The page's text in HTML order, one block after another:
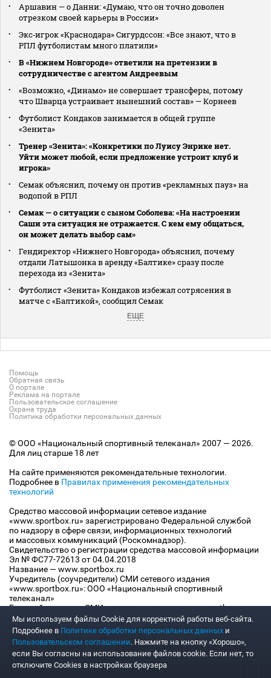
Аршавин — о Данни: «Думаю, что он точно доволен
отрезком своей карьеры в России»
Экс‑игрок «Краснодара» Сигурдссон: «Все знают, что в
РПЛ футболистам много платили»
В «Нижнем Новгороде» ответили на претензии в
сотрудничестве с агентом Андреевым
«Возможно, «Динамо» не совершает трансферы, потому
что Шварца устраивает нынешний состав» — Корнеев
Футболист Кондаков занимается в общей группе
«Зенита»
Тренер «Зенита»: «Конкретики по Луису Энрике нет.
Уйти может любой, если предложение устроит клуб и
игрока»
Семак объяснил, почему он против «рекламных пауз» на
водопой в РПЛ
Семак — о ситуации с сыном Соболева: «На настроении
Саши эта ситуация не отражается. С кем ему общаться,
он может делать выбор сам»
Гендиректор «Нижнего Новгорода» объяснил, почему
отдали Латышонка в аренду «Балтике» сразу после
перехода из «Зенита»
Футболист «Зенита» Кондаков избежал сотрясения в
матче с «Балтикой», сообщил Семак
ЕЩЕ
Помощь
Обратная связь
О портале
Реклама на портале
Пользовательское соглашение
Охрана труда
Политика обработки персональных данных
© ООО «Национальный спортивный телеканал» 2007 — 2026.
Для лиц старше 18 лет
На сайте применяются рекомендательные технологии.
Подробнее в Правилах применения рекомендательных
технологий
Средство массовой информации сетевое издание
«www.sportbox.ru» зарегистрировано Федеральной службой
по надзору в сфере связи, информационных технологий
и массовых коммуникаций (Роскомнадзор).
Свидетельство о регистрации средства массовой информации
Эл № ФС77-72613 от 04.04.2018
Название — www.sportbox.ru
Учредитель (соучредители) СМИ сетевого издания
«www.sportbox.ru»: ООО «Национальный спортивный
телеканал»
Главный редактор СМИ сетевого издания «www.sportbox.ru»:
Конов В.А.
Номер телефона редакции СМИ сетевого издания
«www.sportbox.ru»: +7 (495) 653 8419
Адрес электронной почты редакции СМИ сетевого издания
«www.sportbox.ru»: editor@sportbox.ru
Мы используем файлы Сookie для корректной работы веб-сайта.
Подробнее в Политике обработки персональных данных и
Пользовательском соглашении. Нажмите на кнопку «Хорошо»,
если Вы согласны на использование файлов cookie. Если нет, то
отключите Cookies в настройках браузера